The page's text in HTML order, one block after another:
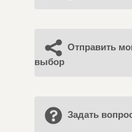
Отправить
выбор
Задать